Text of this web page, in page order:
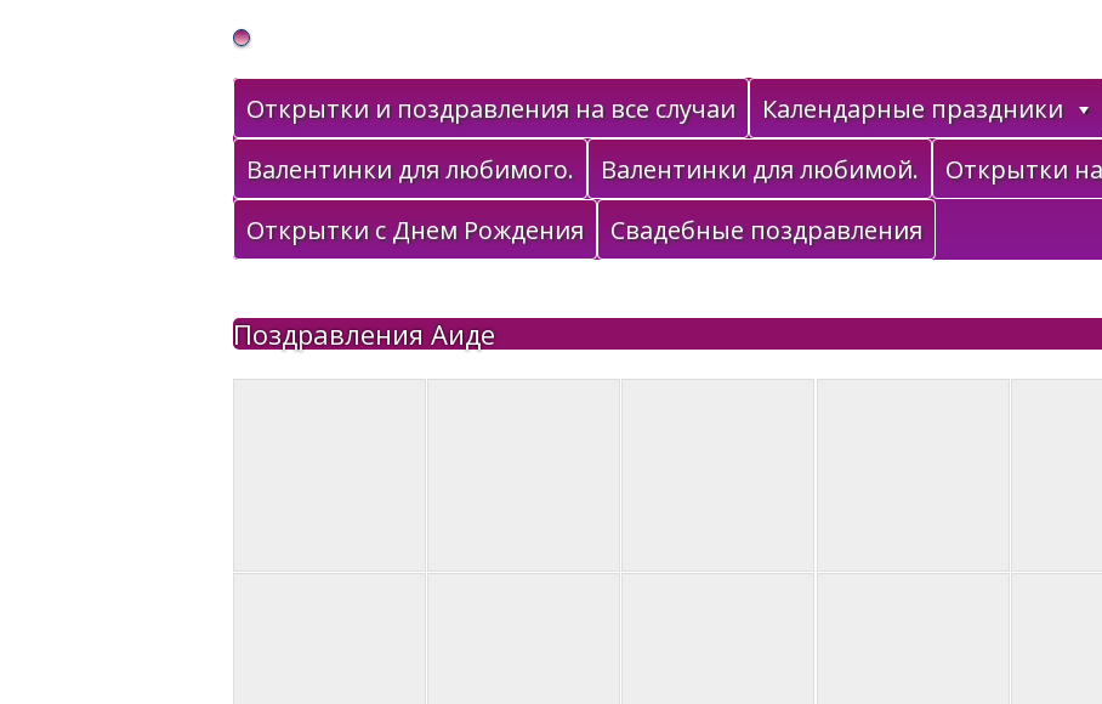
Gif Открытки в подарок
Открытки и поздравления на все случаи
Календарные праздники
Валентинки для любимого.
Валентинки для любимой.
Открытки
Открытки с Днем Рождения
Свадебные поздравления
Поздравления Аиде